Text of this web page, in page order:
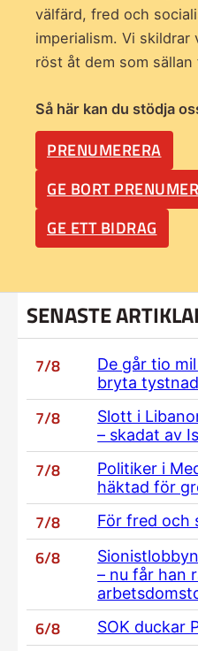
välfärd, fred och
imperialism. Vi
röst åt dem som
Så här kan du stödja
PRENUMERERA
GE BORT
GE ETT BIDRAG
SENASTE
7/8
De går tio
bryta
7/8
Slott i
– skadat av
7/8
Politiker i
häktad för
7/8 För fred och
6/8
– nu får han
6/8 SOK duckar